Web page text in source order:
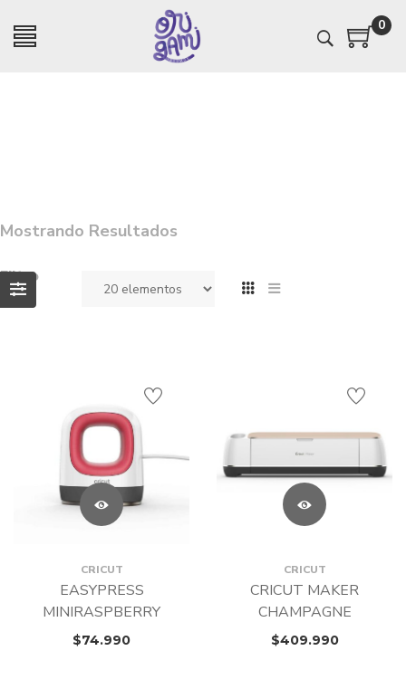
0
Mostrando Resultados
Filtro
CRICUT
EASYPRESS
MINIRASPBERRY
$74.990
CRICUT
CRICUT MAKER
CHAMPAGNE
$409.990